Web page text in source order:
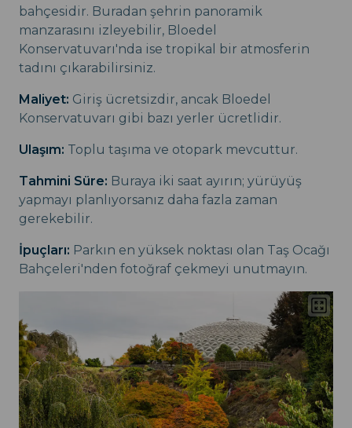
bahçesidir. Buradan şehrin panoramik
manzarasını izleyebilir, Bloedel
Konservatuvarı'nda ise tropikal bir atmosferin
tadını çıkarabilirsiniz.
Maliyet: Giriş ücretsizdir, ancak Bloedel
Konservatuvarı gibi bazı yerler ücretlidir.
Ulaşım: Toplu taşıma ve otopark mevcuttur.
Tahmini Süre: Buraya iki saat ayırın; yürüyüş
yapmayı planlıyorsanız daha fazla zaman
gerekebilir.
İpuçları: Parkın en yüksek noktası olan Taş Ocağı
Bahçeleri'nden fotoğraf çekmeyi unutmayın.